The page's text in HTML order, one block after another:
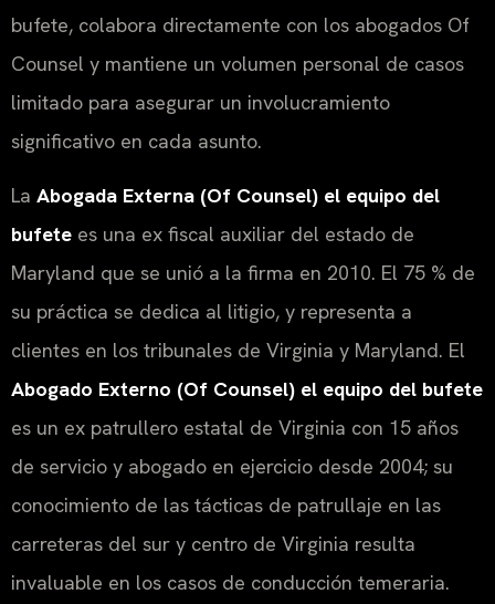
bufete, colabora directamente con los abogados Of
Counsel y mantiene un volumen personal de casos
limitado para asegurar un involucramiento
significativo en cada asunto.
La Abogada Externa (Of Counsel) el equipo del
bufete es una ex fiscal auxiliar del estado de
Maryland que se unió a la firma en 2010. El 75 % de
su práctica se dedica al litigio, y representa a
clientes en los tribunales de Virginia y Maryland. El
Abogado Externo (Of Counsel) el equipo del bufete
es un ex patrullero estatal de Virginia con 15 años
de servicio y abogado en ejercicio desde 2004; su
conocimiento de las tácticas de patrullaje en las
carreteras del sur y centro de Virginia resulta
invaluable en los casos de conducción temeraria.